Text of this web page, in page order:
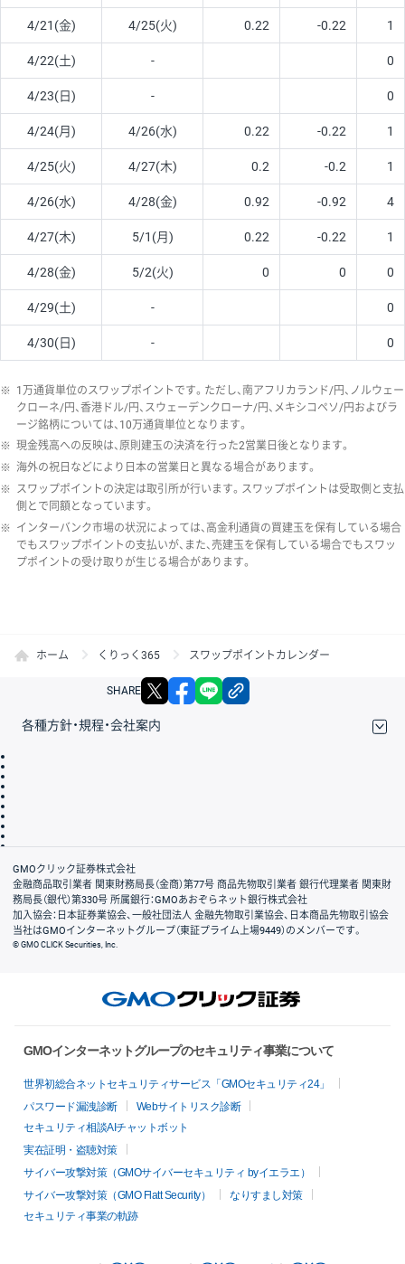
4/21(金) 4/25(火) 0.22 -0.22 1
4/22(土) - 0
4/23(日) - 0
4/24(月) 4/26(水) 0.22 -0.22 1
4/25(火) 4/27(木) 0.2 -0.2 1
4/26(水) 4/28(金) 0.92 -0.92 4
4/27(木) 5/1(月) 0.22 -0.22 1
4/28(金) 5/2(火) 0 0 0
4/29(土) - 0
4/30(日) - 0
※ 1万通貨単位のスワップポイントです。ただし、南アフリカランド/円、ノルウェー
クローネ/円、香港ドル/円、スウェーデンクローナ/円、メキシコペソ/円およびラ
ージ銘柄については、10万通貨単位となります。
※ 現金残高への反映は、原則建玉の決済を行った2営業日後となります。
※ 海外の祝日などにより日本の営業日と異なる場合があります。
※ スワップポイントの決定は取引所が行います。スワップポイントは受取側と支払
側とで同額となっています。
※ インターバンク市場の状況によっては、高金利通貨の買建玉を保有している場合
でもスワップポイントの支払いが、また、売建玉を保有している場合でもスワッ
プポイントの受け取りが生じる場合があります。
ホーム くりっく365 スワップポイントカレンダー
SHARE X facebook
各種方針・規程・会社案内
会社案内
GMOクリック証券株式会社
金融商品取引業者 関東財務局長（金商）第77号 商品先物取引業者 銀行代理業者 関東財
務局長（銀代）第330号 所属銀行：GMOあおぞらネット銀行株式会社
加入協会：日本証券業協会、一般社団法人 金融先物取引業協会、日本商品先物取引協会
当社はGMOインターネットグループ（東証プライム上場9449）のメンバーです。
© GMO CLICK Securities, Inc.
GMOインターネットグループのセキュリティ事業について
世界初総合ネットセキュリティサービス「GMOセキュリティ24」
パスワード漏洩診断
Webサイトリスク診断
セキュリティ相談AIチャットボット
実在証明・盗聴対策
サイバー攻撃対策（GMOサイバーセキュリティ byイエラエ）
サイバー攻撃対策（GMO Flatt Security）
なりすまし対策
セキュリティ事業の軌跡